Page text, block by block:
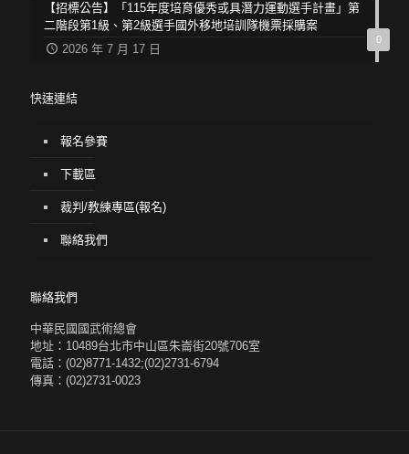
0
【招標公告】「115年度培育優秀或具潛力運動選手計畫」第
二階段第1級、第2級選手國外移地培訓隊機票採購案
2026 年 7 月 17 日
快速連結
報名參賽
下載區
裁判/教練專區(報名)
聯絡我們
聯絡我們
中華民國國武術總會
地址：10489台北市中山區朱崙街20號706室
電話：(02)8771-1432;(02)2731-6794
傳真：(02)2731-0023